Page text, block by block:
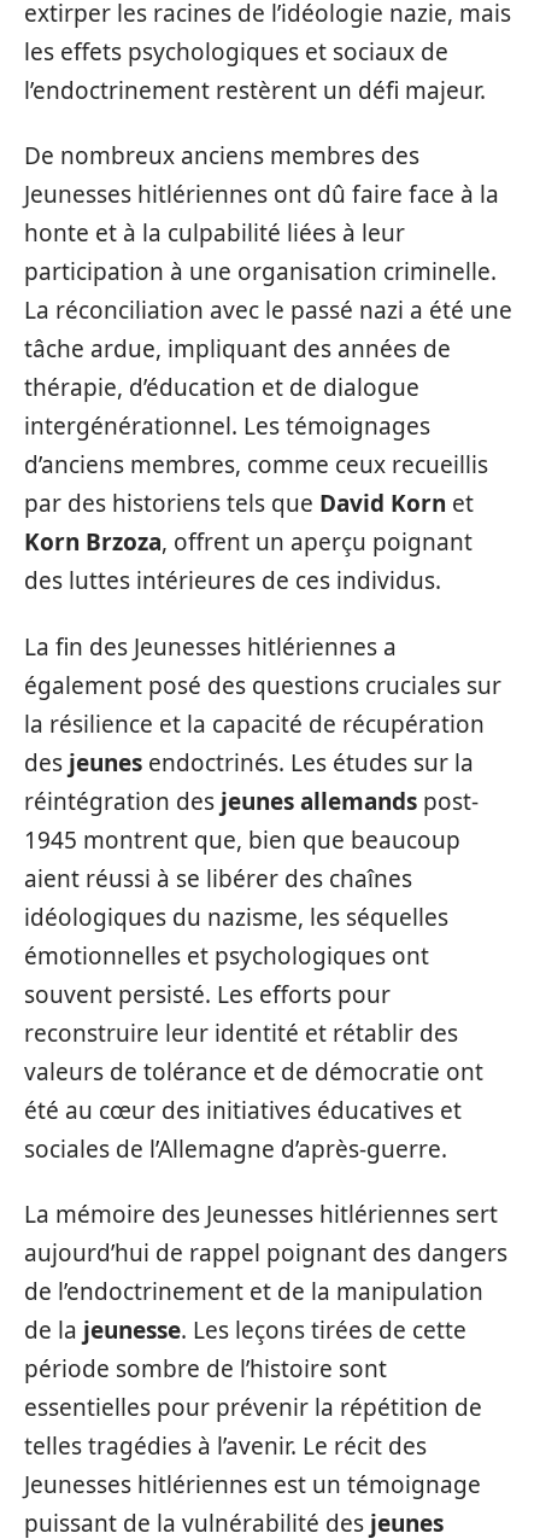
extirper les racines de l’idéologie nazie, mais
les effets psychologiques et sociaux de
l’endoctrinement restèrent un défi majeur.
De nombreux anciens membres des
Jeunesses hitlériennes ont dû faire face à la
honte et à la culpabilité liées à leur
participation à une organisation criminelle.
La réconciliation avec le passé nazi a été une
tâche ardue, impliquant des années de
thérapie, d’éducation et de dialogue
intergénérationnel. Les témoignages
d’anciens membres, comme ceux recueillis
par des historiens tels que David Korn et
Korn Brzoza, offrent un aperçu poignant
des luttes intérieures de ces individus.
La fin des Jeunesses hitlériennes a
également posé des questions cruciales sur
la résilience et la capacité de récupération
des jeunes endoctrinés. Les études sur la
réintégration des jeunes allemands post-
1945 montrent que, bien que beaucoup
aient réussi à se libérer des chaînes
idéologiques du nazisme, les séquelles
émotionnelles et psychologiques ont
souvent persisté. Les efforts pour
reconstruire leur identité et rétablir des
valeurs de tolérance et de démocratie ont
été au cœur des initiatives éducatives et
sociales de l’Allemagne d’après-guerre.
La mémoire des Jeunesses hitlériennes sert
aujourd’hui de rappel poignant des dangers
de l’endoctrinement et de la manipulation
de la jeunesse. Les leçons tirées de cette
période sombre de l’histoire sont
essentielles pour prévenir la répétition de
telles tragédies à l’avenir. Le récit des
Jeunesses hitlériennes est un témoignage
puissant de la vulnérabilité des jeunes